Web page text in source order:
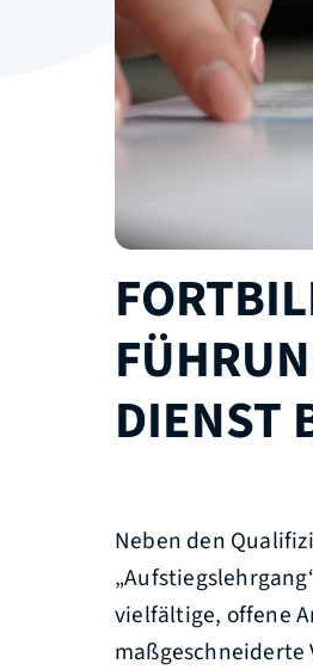
DIENST
Neben den
vielfältige, offene